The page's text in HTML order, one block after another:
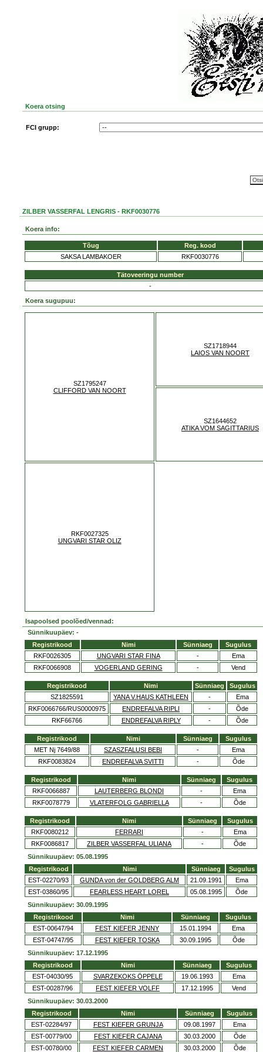
Koera otsing
FCI grupp:
ZILBER VASSERFAL LENGRIS - RKF0030776
Koera info:
Tõug
Reg. kood
SAKSA LAMBAKOER
RKF0030776
Tätoveeringu number
-
Koera sugupuu:
SZ1795247
CLIFFORD VAN NOORT
SZ1718944
LAIOS VAN NOORT
SZ1644652
ATIKA VOM SAGITTARIUS
RKF0027325
UNGVARI STAR OLIZ
Isapoolsed poolõed/vennad:
Sünnikuupäev: -
Registrikood
Nimi Sünniaeg
Sugulus
RKF0026305
UNGVARI STAR FINA -
Ema
RKF0066908
VOGERLAND GERING - Vend
Registrikood Nimi Sünniaeg
Sugulus
SZ1825591
YANA V.HAUS KATHLEEN -
Ema
RKF0066766/RUS0000975
ENDREFALVA RIPLI -
Õde
RKF66766
ENDREFALVA RIPLY - Õde
Registrikood Nimi Sünniaeg
Sugulus
MET Nj 7649/88
SZASZFALUSI BEBI -
Ema
RKF0083824
ENDREFALVA SVITTI - Õde
Registrikood Nimi Sünniaeg
Sugulus
RKF0066887
LAUTERBERG BLONDI -
Ema
RKF0078779
VLATERFOLG GABRIELLA - Õde
Registrikood Nimi Sünniaeg
Sugulus
RKF0080212
FERRARI -
Ema
RKF0086817
ZILBER VASSERFAL ULIANA -
Õde
Sünnikuupäev: 05.08.1995
Registrikood
Nimi Sünniaeg
Sugulus
EST-02270/93
GUNDA von der GOLDBERG ALM 21.09.1991
Ema
EST-03860/95
FEARLESS HEART LOREL 05.08.1995
Õde
Sünnikuupäev: 30.09.1995
Registrikood
Nimi Sünniaeg
Sugulus
EST-00647/94
FEST KIEFER JENNY 15.01.1994
Ema
EST-04747/95
FEST KIEFER TOSKA 30.09.1995
Õde
Sünnikuupäev: 17.12.1995
Registrikood
Nimi Sünniaeg
Sugulus
EST-04030/95
SVARZEKOKS ÖPPELE 19.06.1993
Ema
EST-00287/96
FEST KIEFER VOLFF 17.12.1995
Vend
Sünnikuupäev: 30.03.2000
Registrikood
Nimi Sünniaeg
Sugulus
EST-02284/97
FEST KIEFER GRUNJA 09.08.1997
Ema
EST-00779/00
FEST KIEFER CAJANA 30.03.2000
Õde
EST-00780/00
FEST KIEFER CARMEN 30.03.2000 Õde